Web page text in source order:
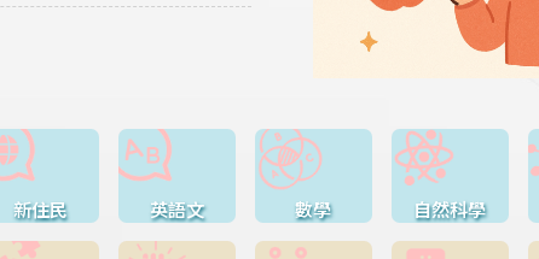
新住民 英語文 數學 自然科學